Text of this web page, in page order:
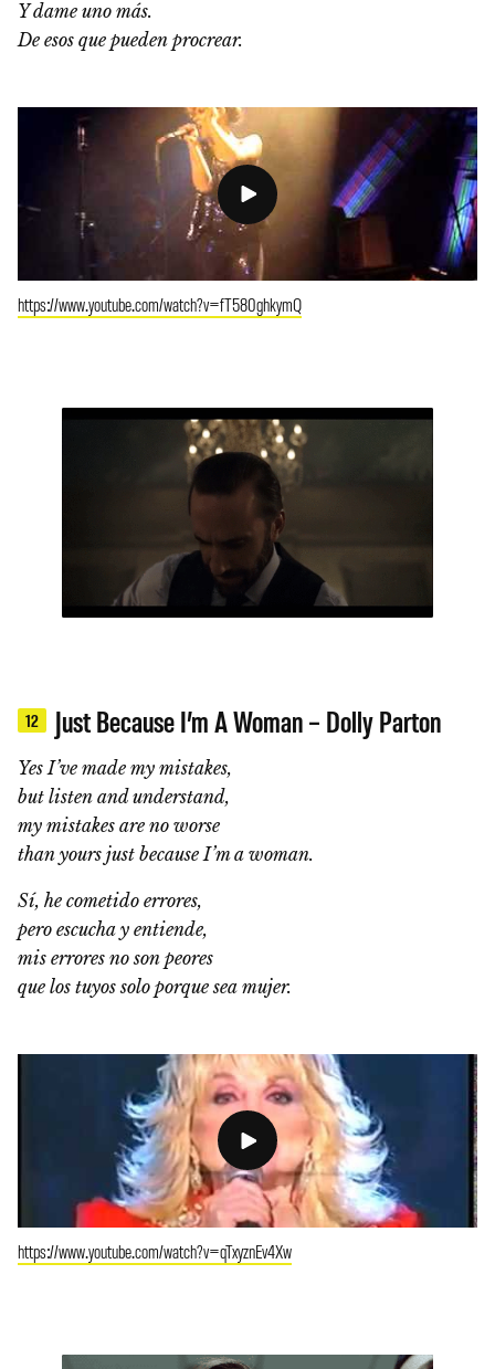
Y dame uno más.
De esos que pueden procrear.
https://www.youtube.com/watch?v=fT580ghkymQ
12 Just Because I’m A Woman – Dolly Parton
Yes I’ve made my mistakes,
but listen and understand,
my mistakes are no worse
than yours just because I’m a woman.
Sí, he cometido errores,
pero escucha y entiende,
mis errores no son peores
que los tuyos solo porque sea mujer.
https://www.youtube.com/watch?v=qTxyznEv4Xw